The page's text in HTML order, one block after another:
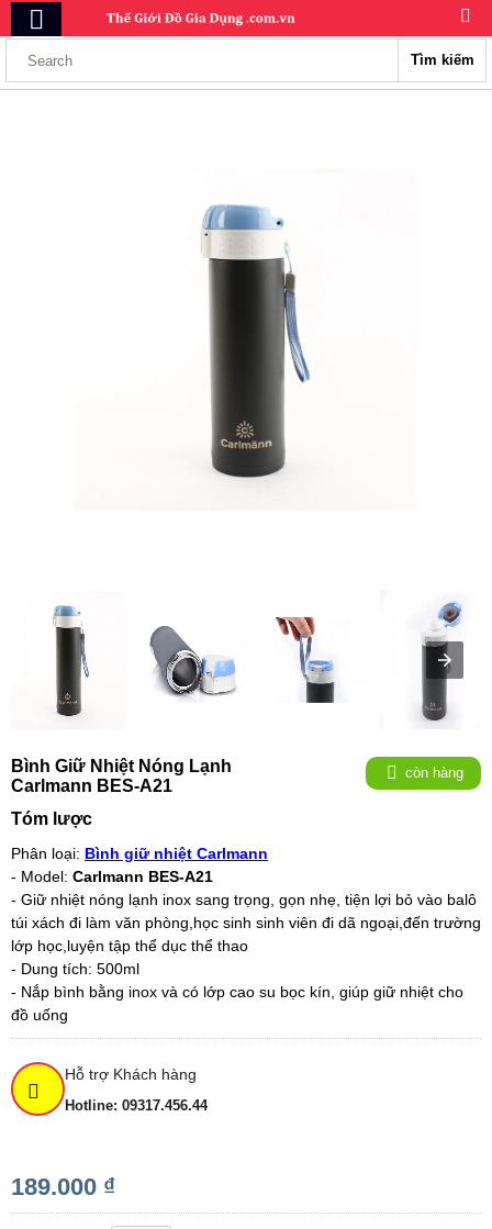
Tìm kiếm
Bình Giữ Nhiệt Nóng Lạnh
Carlmann BES-A21
còn hàng
Tóm lược
Phân loại: Bình giữ nhiệt Carlmann
- Model: Carlmann BES-A21
- Giữ nhiệt nóng lạnh inox sang trọng, gọn nhẹ, tiện lợi bỏ vào balô
túi xách đi làm văn phòng,học sinh sinh viên đi dã ngoại,đến trường
lớp học,luyện tập thể dục thể thao
- Dung tích: 500ml
- Nắp bình bằng inox và có lớp cao su bọc kín, giúp giữ nhiệt cho
đồ uống
Hỗ trợ Khách hàng
Hotline: 09317.456.44
189.000 ₫